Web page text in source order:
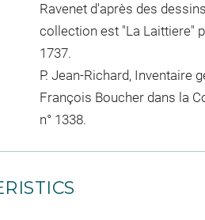
Ravenet d'après des
collection est "La Laittiere"
1737.
P. Jean-Richard, Inventaire
François Boucher dans la
n° 1338.